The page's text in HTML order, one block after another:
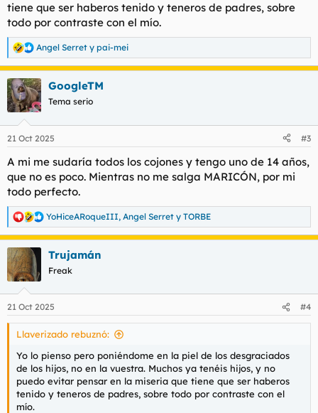
tiene que ser haberos tenido y teneros de padres, sobre
todo por contraste con el mío.
R
e
a
c
c
i
e
:
Angel Serret y pai-mei
GoogleTM
Tema serio
21 Oct 2025 #3
A mi me sudaría todos los cojones y tengo uno de 14 años,
que no es poco. Mientras no me salga MARICÓN, por mi
todo perfecto.
R
e
a
c
c
i
e
s
YoHiceARoqueIII, Angel Serret y TORBE
Trujamán
Freak
21 Oct 2025 #4
Llaverizado rebuznó:
Yo lo pienso pero poniéndome en la piel de los desgraciados
de los hijos, no en la vuestra. Muchos ya tenéis hijos, y no
puedo evitar pensar en la miseria que tiene que ser haberos
tenido y teneros de padres, sobre todo por contraste con el
mío.